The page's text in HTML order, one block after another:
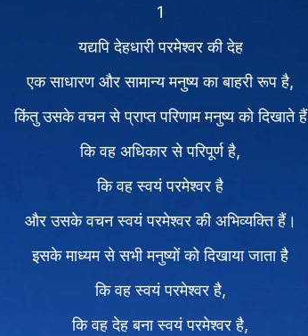
1
यद्यपि देहधारी परमेश्वर की देह
एक साधारण और सामान्य मनुष्य का बाहरी रूप है,
किंतु उसके वचन से प्राप्त परिणाम मनुष्य को दिखाते हैं
कि वह अधिकार से परिपूर्ण है,
कि वह स्वयं परमेश्वर है
और उसके वचन स्वयं परमेश्वर की अभिव्यक्ति हैं।
इसके माध्यम से सभी मनुष्यों को दिखाया जाता है
कि वह स्वयं परमेश्वर है,
कि वह देह बना स्वयं परमेश्वर है,